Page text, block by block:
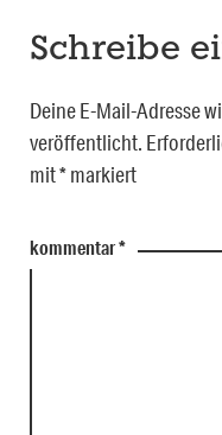
Schreibe
Deine E-Mail-Adresse
veröffentlicht.
mit*markiert
kommentar*